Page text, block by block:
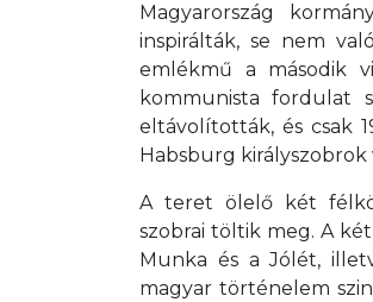
Magyarország
inspirálták, se nem
emlékmű a második
kommunista fordulat
eltávolították, és csak
Habsburg
A teret ölelő két
szobrai töltik meg. A
Munka és a Jólét,
magyar történelem